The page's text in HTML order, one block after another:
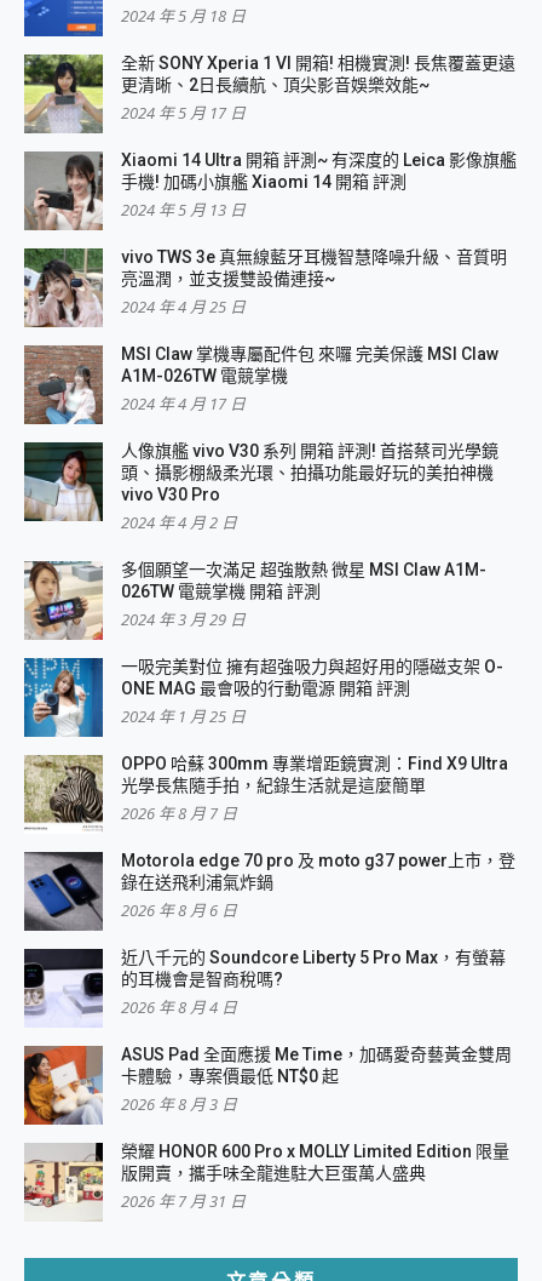
2024 年 5 月 18 日
全新 SONY Xperia 1 VI 開箱! 相機實測! 長焦覆蓋更遠
更清晰、2日長續航、頂尖影音娛樂效能~
2024 年 5 月 17 日
Xiaomi 14 Ultra 開箱 評測~ 有深度的 Leica 影像旗艦
手機! 加碼小旗艦 Xiaomi 14 開箱 評測
2024 年 5 月 13 日
vivo TWS 3e 真無線藍牙耳機智慧降噪升級、音質明
亮溫潤，並支援雙設備連接~
2024 年 4 月 25 日
MSI Claw 掌機專屬配件包 來囉 完美保護 MSI Claw
A1M-026TW 電競掌機
2024 年 4 月 17 日
人像旗艦 vivo V30 系列 開箱 評測! 首搭蔡司光學鏡
頭、攝影棚級柔光環、拍攝功能最好玩的美拍神機
vivo V30 Pro
2024 年 4 月 2 日
多個願望一次滿足 超強散熱 微星 MSI Claw A1M-
026TW 電競掌機 開箱 評測
2024 年 3 月 29 日
一吸完美對位 擁有超強吸力與超好用的隱磁支架 O-
ONE MAG 最會吸的行動電源 開箱 評測
2024 年 1 月 25 日
OPPO 哈蘇 300mm 專業增距鏡實測：Find X9 Ultra
光學長焦隨手拍，紀錄生活就是這麼簡單
2026 年 8 月 7 日
Motorola edge 70 pro 及 moto g37 power上市，登
錄在送飛利浦氣炸鍋
2026 年 8 月 6 日
近八千元的 Soundcore Liberty 5 Pro Max，有螢幕
的耳機會是智商稅嗎?
2026 年 8 月 4 日
ASUS Pad 全面應援 Me Time，加碼愛奇藝黃金雙周
卡體驗，專案價最低 NT$0 起
2026 年 8 月 3 日
榮耀 HONOR 600 Pro x MOLLY Limited Edition 限量
版開賣，攜手味全龍進駐大巨蛋萬人盛典
2026 年 7 月 31 日